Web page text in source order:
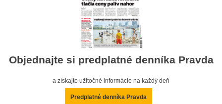
Objednajte si predplatné denníka Pravda
a získajte užitočné informácie na každý deň
Predplatné denníka Pravda